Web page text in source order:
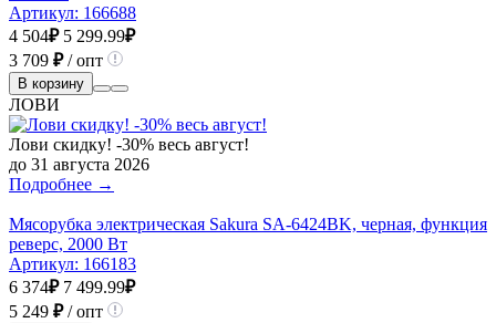
Артикул: 166688
4 504₽ 5 299.99₽
3 709 ₽/ опт
В корзину
ЛОВИ
Лови скидку! -30% весь август!
до 31 августа 2026
Подробнее →
Мясорубка электрическая Sakura SA-6424BK, черная, функция
реверс, 2000 Вт
Артикул: 166183
6 374₽ 7 499.99₽
5 249 ₽/ опт